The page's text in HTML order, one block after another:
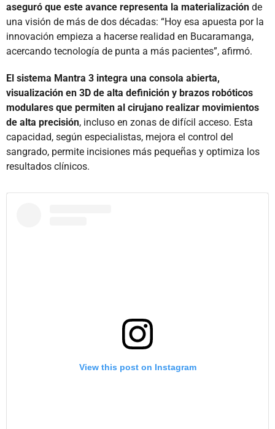
aseguró que este avance representa la materialización de
una visión de más de dos décadas: “Hoy esa apuesta por la
innovación empieza a hacerse realidad en Bucaramanga,
acercando tecnología de punta a más pacientes”, afirmó.
El sistema Mantra 3 integra una consola abierta,
visualización en 3D de alta definición y brazos robóticos
modulares que permiten al cirujano realizar movimientos
de alta precisión, incluso en zonas de difícil acceso. Esta
capacidad, según especialistas, mejora el control del
sangrado, permite incisiones más pequeñas y optimiza los
resultados clínicos.
View this post on Instagram